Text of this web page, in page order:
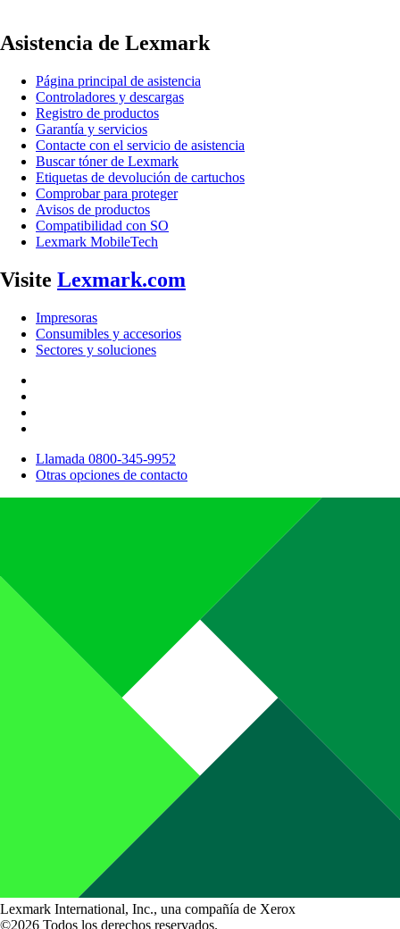
Asistencia de Lexmark
Página principal de asistencia
Controladores y descargas
Registro de productos
Garantía y servicios
Contacte con el servicio de asistencia
Buscar tóner de Lexmark
Etiquetas de devolución de cartuchos
Comprobar para proteger
Avisos de productos
Compatibilidad con SO
Lexmark MobileTech
Visite Lexmark.com
Impresoras
Consumibles y accesorios
Sectores y soluciones
Llamada 0800-345-9952
Otras opciones de contacto
Lexmark International, Inc., una compañía de Xerox
©2026 Todos los derechos reservados.